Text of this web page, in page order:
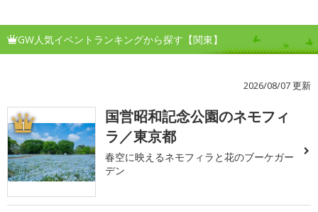
GW人気イベントランキングから探す【関東】
2026/08/07 更新
1
国営昭和記念公園のネモフィ
ラ／東京都
春空に映えるネモフィラと花のブーケガー
デン